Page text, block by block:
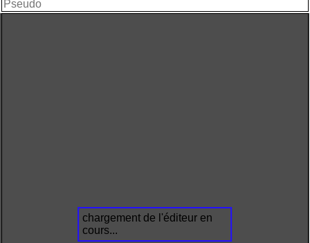
chargement de l'éditeur en
cours...